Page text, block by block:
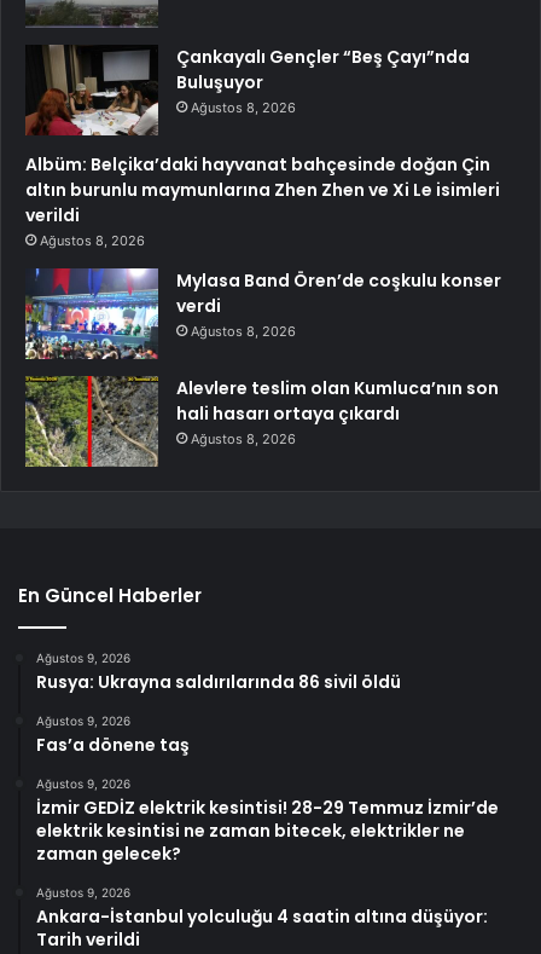
Çankayalı Gençler “Beş Çayı”nda
Buluşuyor
Ağustos 8, 2026
Albüm: Belçika’daki hayvanat bahçesinde doğan Çin
altın burunlu maymunlarına Zhen Zhen ve Xi Le isimleri
verildi
Ağustos 8, 2026
Mylasa Band Ören’de coşkulu konser
verdi
Ağustos 8, 2026
Alevlere teslim olan Kumluca’nın son
hali hasarı ortaya çıkardı
Ağustos 8, 2026
En Güncel Haberler
Ağustos 9, 2026
Rusya: Ukrayna saldırılarında 86 sivil öldü
Ağustos 9, 2026
Fas’a dönene taş
Ağustos 9, 2026
İzmir GEDİZ elektrik kesintisi! 28-29 Temmuz İzmir’de
elektrik kesintisi ne zaman bitecek, elektrikler ne
zaman gelecek?
Ağustos 9, 2026
Ankara-İstanbul yolculuğu 4 saatin altına düşüyor:
Tarih verildi